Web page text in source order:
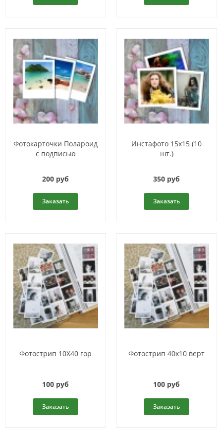
Фотокарточки Полароид
с подписью
200 руб
Заказать
Инстафото 15х15 (10
шт.)
350 руб
Заказать
Фотострип 10Х40 гор
100 руб
Заказать
Фотострип 40x10 верт
100 руб
Заказать